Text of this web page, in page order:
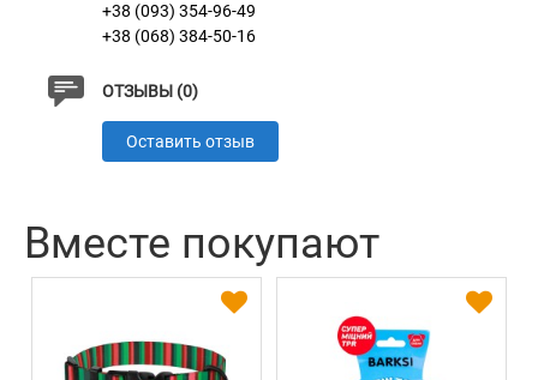
+38 (093) 354-96-49
+38 (068) 384-50-16
ОТЗЫВЫ (0)
Оставить отзыв
Вместе покупают